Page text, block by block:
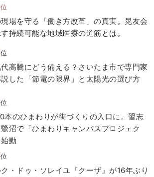
位
場を守る「働き方改革」の真実。晃友会
持続可能な地域医療の道筋とは。
位
高騰にどう備える？さいたま市で専門家
した「節電の限界」と太陽光の選び方
位
本のひまわりが街づくりの入口に。習志
沼で「ひまわりキャンパスプロジェク
始動
位
・ドゥ・ソレイユ『クーザ』が16年ぶり